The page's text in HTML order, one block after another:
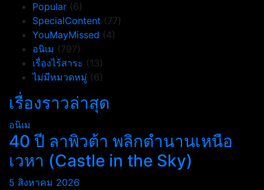
Popular (6)
SpecialContent (77)
YouMayMissed (4)
อนิเม (797)
เรื่องไร้สาระ (13)
ไม่มีหมวดหมู่ (6)
เรื่องราวล่าสุด
อนิเม
40 ปี ลาพิวต้า พลิกตำนานเหนือ
เวหา (Castle in the Sky)
5 สิงหาคม 2026